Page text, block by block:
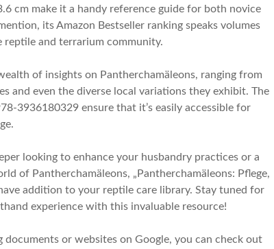
cm make it a handy reference guide for both novice⁤
its Amazon Bestseller⁤ ranking speaks⁤ volumes
and terrarium ‌community.
of ⁤insights on Pantherchamäleons, ranging from
and even ⁤the diverse local variations they exhibit. The
3936180329 ensure that it’s easily⁣ accessible for
​looking to enhance your husbandry practices or a
of Pantherchamäleons, „Pantherchamäleons: Pflege,
addition to your ⁢reptile care ​library. ⁤Stay tuned ⁢for​
experience with this invaluable resource!
or websites on Google, ‌you can⁣ check out